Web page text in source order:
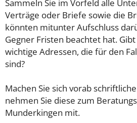
Sammeln Sie im Vorfeld alle
Verträge oder Briefe sowie die
könnten mitunter Aufschluss
Gegner Fristen beachtet hat.
wichtige Adressen, die für den
sind?
Machen Sie sich vorab
nehmen Sie diese zum
Munderkingen mit.